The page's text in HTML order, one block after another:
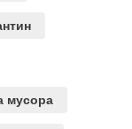
мусора